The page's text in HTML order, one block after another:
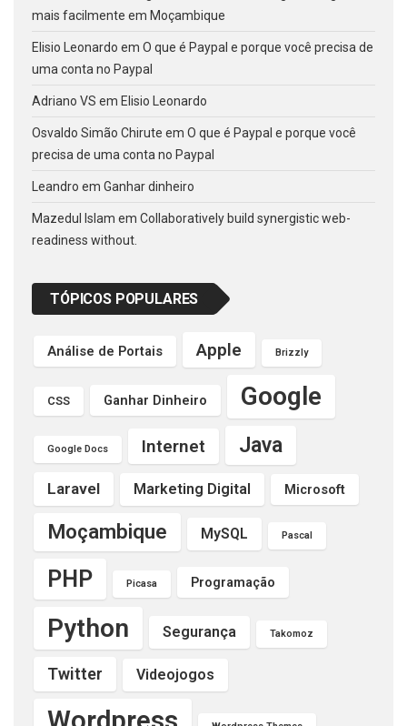
mais facilmente em Moçambique
Elisio Leonardo em O que é Paypal e porque você precisa de
uma conta no Paypal
Adriano VS em Elisio Leonardo
Osvaldo Simão Chirute em O que é Paypal e porque você
precisa de uma conta no Paypal
Leandro em Ganhar dinheiro
Mazedul Islam em Collaboratively build synergistic web-
readiness without.
TÓPICOS POPULARES
Análise de Portais Apple Brizzly
CSS Ganhar Dinheiro Google
Google Docs Internet Java
Laravel Marketing Digital Microsoft
Moçambique MySQL Pascal
PHP Picasa Programação
Python Segurança Takomoz
Twitter Videojogos